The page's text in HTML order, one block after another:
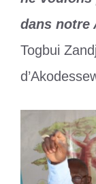
dans notre
Togbui